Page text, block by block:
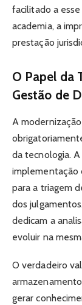
facilitado a
academia, a
prestação
O Papel da
Gestão de
A
da tecnologia.
implementação
para a triagem
dos
dedicam a
evoluir na
O verdadeiro
gerar